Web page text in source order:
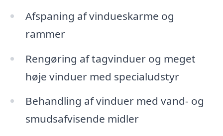
Afspaning af vindueskarme og
rammer
Rengøring af tagvinduer og meget
høje vinduer med specialudstyr
Behandling af vinduer med vand- og
smudsafvisende midler